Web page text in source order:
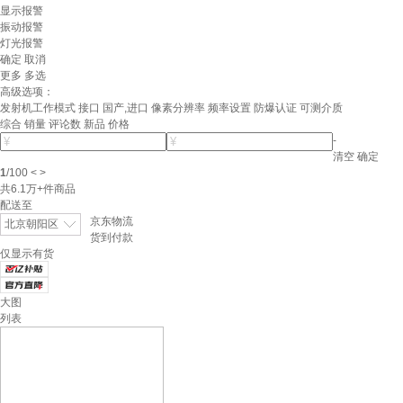
显示报警
振动报警
灯光报警
确定 取消
更多 多选
高级选项：
发射机工作模式 接口 国产,进口 像素分辨率 频率设置 防爆认证 可测介质
综合 销量 评论数 新品 价格
-
清空 确定
1/100 < >
共6.1万+件商品
配送至
北京朝阳区
京东物流
货到付款
仅显示有货
大图
列表